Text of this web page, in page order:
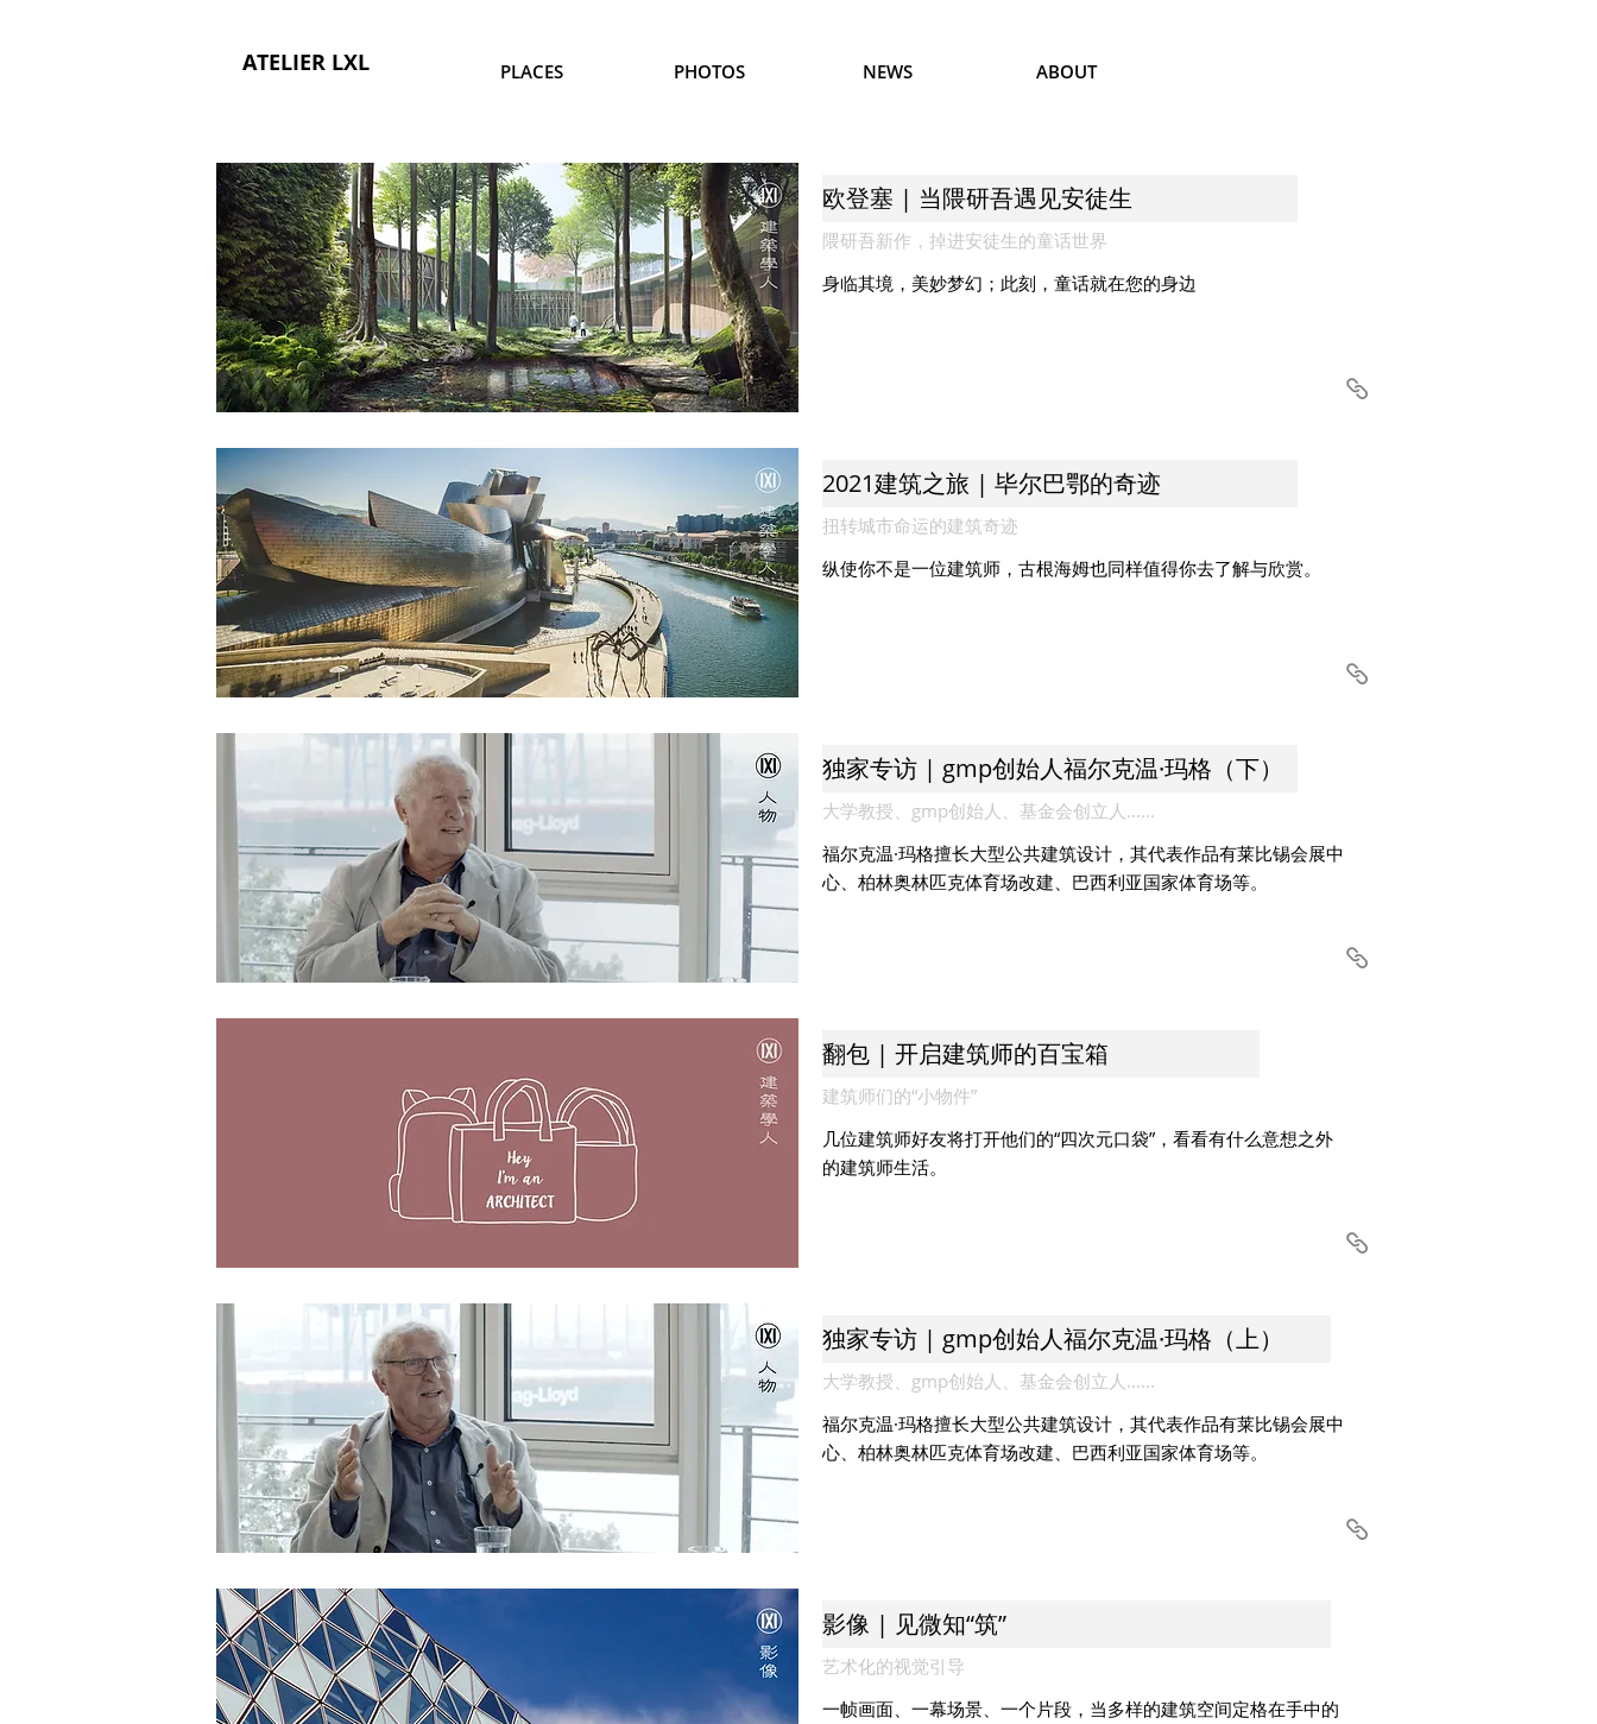
ATELIER LXL PLACES PHOTOS NEWS ABOUT
欧登塞 | 当隈研吾遇见安徒生
隈研吾新作，掉进安徒生的童话世界
身临其境，美妙梦幻；此刻，童话就在您的身边
2021建筑之旅 | 毕尔巴鄂的奇迹
扭转城市命运的建筑奇迹
纵使你不是一位建筑师，古根海姆也同样值得你去了解与欣赏。
独家专访 | gmp创始人福尔克温·玛格（下）
大学教授、gmp创始人、基金会创立人......
福尔克温·玛格擅长大型公共建筑设计，其代表作品有莱比锡会展中
心、柏林奥林匹克体育场改建、巴西利亚国家体育场等。
翻包 | 开启建筑师的百宝箱
建筑师们的“小物件”
几位建筑师好友将打开他们的“四次元口袋”，看看有什么意想之外
的建筑师生活。
独家专访 | gmp创始人福尔克温·玛格（上）
大学教授、gmp创始人、基金会创立人......
福尔克温·玛格擅长大型公共建筑设计，其代表作品有莱比锡会展中
心、柏林奥林匹克体育场改建、巴西利亚国家体育场等。
影像 | 见微知“筑”
艺术化的视觉引导
一帧画面、一幕场景、一个片段，当多样的建筑空间定格在手中的